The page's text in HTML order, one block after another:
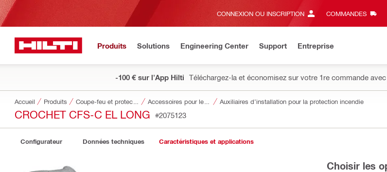
CONNEXION OU INSCRIPTION COMMANDES
Produits Solutions Engineering Center Support Entreprise
-100 € sur l'App Hilti Téléchargez-la et économisez sur votre 1re commande avec
Accueil Produits Auxiliaires d’installation pour la protection incendie
CROCHET CFS-C EL LONG #2075123
Configurateur Données techniques Caractéristiques et applications
Choisir les